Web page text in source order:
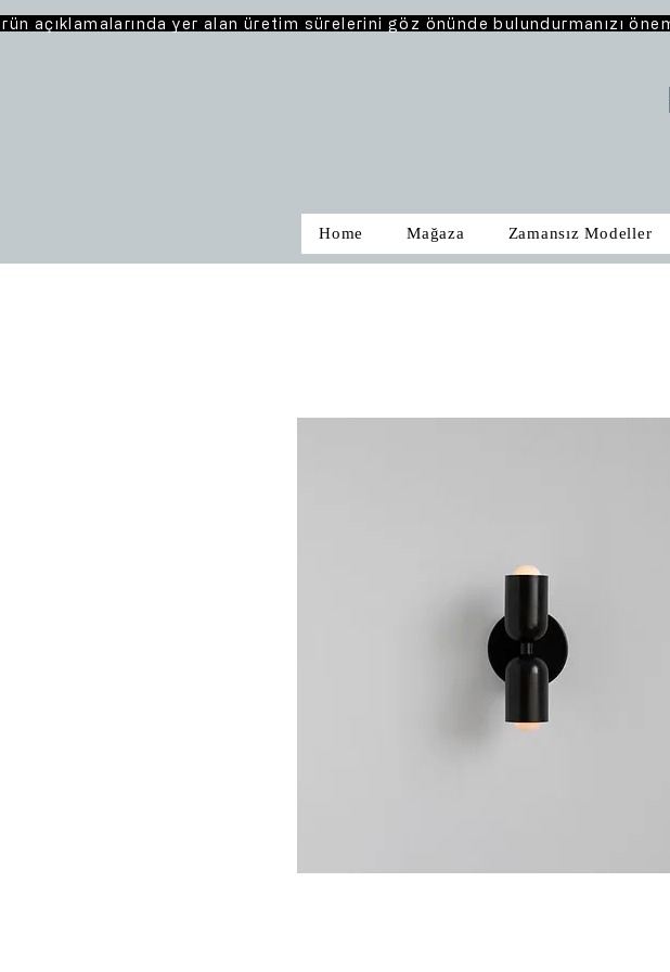
açıklamalarında yer alan üretim sürelerini göz önünde bulundurmanızı
Home Mağaza Zamansız Modeller